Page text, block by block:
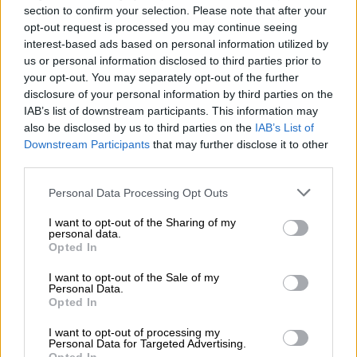
section to confirm your selection. Please note that after your
opt-out request is processed you may continue seeing
interest-based ads based on personal information utilized by
us or personal information disclosed to third parties prior to
your opt-out. You may separately opt-out of the further
disclosure of your personal information by third parties on the
IAB’s list of downstream participants. This information may
also be disclosed by us to third parties on the IAB’s List of
Downstream Participants that may further disclose it to other
Please note that this website/app uses one or more Google
not limited to your visit or usage behaviour. You may click to
grant or deny consent to Google and its third-party tags to
use your data for below specified purposes in below Google
consent section.
Personal Data Processing Opt Outs
I want to opt-out of the Sharing of my
personal data.
Opted In
I want to opt-out of the Sale of my
Personal Data.
Opted In
I want to opt-out of processing my
Personal Data for Targeted Advertising.
να εργαλειοποιείται το τραύμα του
Ολοκαυτώματος που προκάλεσε η Δύση
να δικαιολογηθεί η βία εναντίον των
Παλαιστινίων τα τελευταία 77 χρόνια.
Σε κάθε περίπτωση,η 7η Οκτωβρίου δεν
έγινε εν κενώ.Η Χαμάς αντιλαμβάνεται την
επίθεση της 7ης Οκτωβρίου ως απάντηση
στην ολοένα αυξανόμενη βία του Ισραήλ
ενάντιων των Παλαιστινίων, όχι μόνο στη
εδάφη.Δεν μπορούμε να απομονώσουμε την
7η Οκτωβρίου από την μακρά ιστορία βίας
και συνεχόμενης καταπίεσης.
δεν μπορούμε να παραλείψουμε τα πιθανά
«προσωπικά» κίνητρα της Χαμάς. Την
τελευταία δεκαετία, λόγω της διαφθοράς
αλλά και της ανικανότητάς της να βελτιώσει